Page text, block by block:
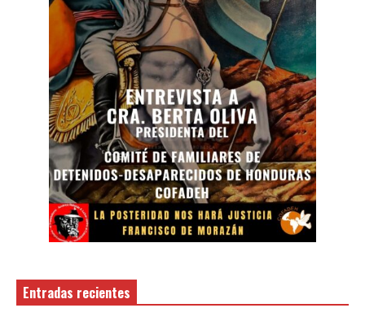
Entradas recientes